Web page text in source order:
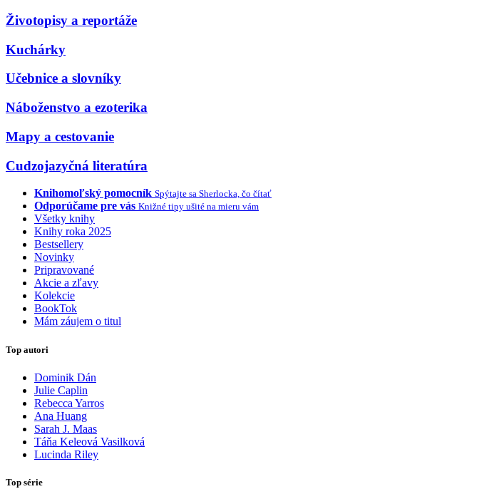
Životopisy a reportáže
Kuchárky
Učebnice a slovníky
Náboženstvo a ezoterika
Mapy a cestovanie
Cudzojazyčná literatúra
Knihomoľský pomocník Spýtajte sa Sherlocka, čo čítať
Odporúčame pre vás Knižné tipy ušité na mieru vám
Všetky knihy
Knihy roka 2025
Bestsellery
Novinky
Pripravované
Akcie a zľavy
Kolekcie
BookTok
Mám záujem o titul
Top autori
Dominik Dán
Julie Caplin
Rebecca Yarros
Ana Huang
Sarah J. Maas
Táňa Keleová Vasilková
Lucinda Riley
Top série